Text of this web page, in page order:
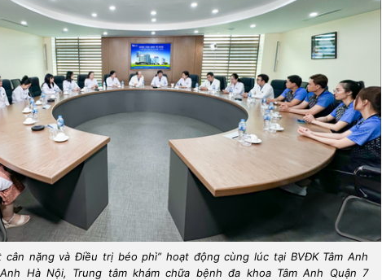
cân nặng và Điều trị béo phì” hoạt động cùng lúc tại BVĐK Tâm Anh
Anh Hà Nội, Trung tâm khám chữa bệnh đa khoa Tâm Anh Quận 7